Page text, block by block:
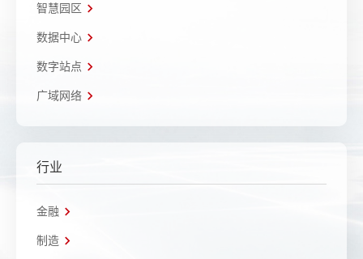
智慧园区
数据中心
数字站点
广域网络
行业
金融
制造